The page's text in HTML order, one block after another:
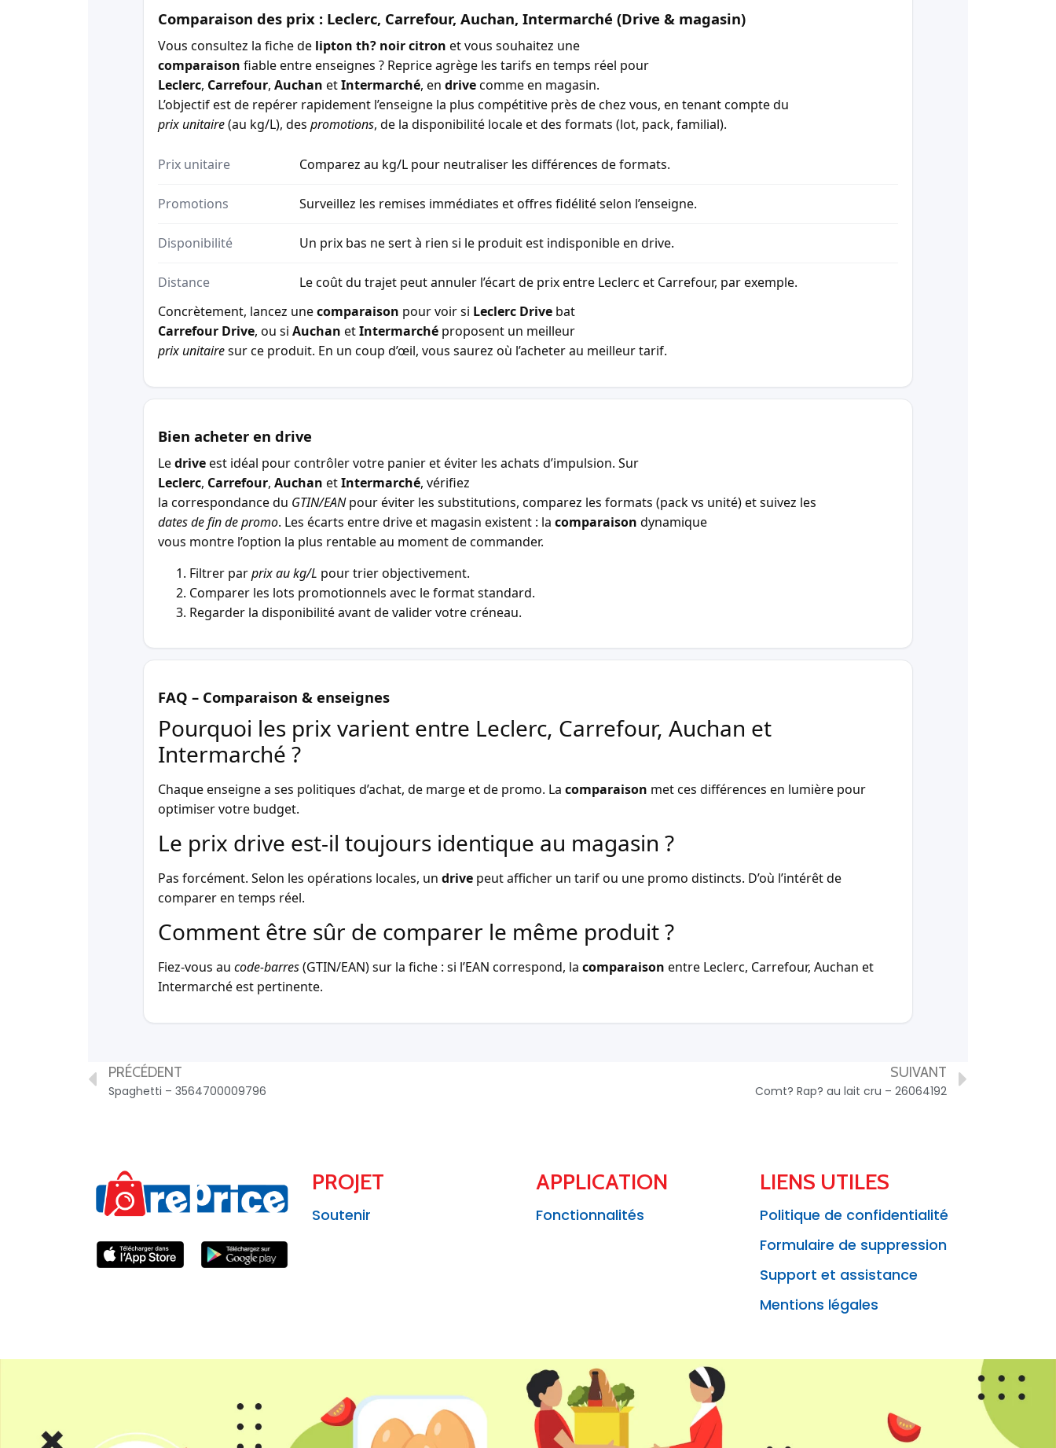
Comparaison des prix : Leclerc, Carrefour, Auchan, Intermarché (Drive & magasin)
Vous consultez la fiche de lipton th? noir citron et vous souhaitez une
comparaison fiable entre enseignes ? Reprice agrège les tarifs en temps réel pour
Leclerc, Carrefour, Auchan etIntermarché, en drivecomme en magasin.
L’objectif est de repérer rapidement l’enseigne la plus compétitive près de chez vous, en tenant compte du
prix unitaire(au kg/L), des promotions, de la disponibilité locale et des formats (lot, pack, familial).
Prix unitaire Comparez au kg/L pour neutraliser les différences de formats.
Promotions Surveillez les remises immédiates et offres fidélité selon l’enseigne.
Disponibilité Un prix bas ne sert à rien si le produit est indisponible en drive.
Distance
Le coût du trajet peut annuler l’écart de prix entre Leclerc et Carrefour, par exemple.
Concrètement, lancez unecomparaison pour voir si Leclerc Drive bat
Carrefour Drive, ou si Auchan etIntermarché proposent un meilleur
prix unitairesur ce produit. En un coup d’œil, vous saurez où l’acheter au meilleur tarif.
Bien acheter en drive
Ledriveest idéal pour contrôler votre panier et éviter les achats d’impulsion. Sur
Leclerc, Carrefour, Auchan etIntermarché, vérifiez
la correspondance du GTIN/EANpour éviter les substitutions, comparez les formats (pack vs unité) et suivez les
dates de fin de promo. Les écarts entre drive et magasin existent : la comparaison dynamique
vous montre l’option la plus rentable au moment de commander.
Filtrer parprix au kg/L pour trier objectivement.
Comparer les lots promotionnels avec le format standard.
Regarder la disponibilité avant de valider votre créneau.
FAQ – Comparaison & enseignes
Pourquoi les prix varient entre Leclerc, Carrefour, Auchan et
Intermarché ?
Chaque enseigne a ses politiques d’achat, de marge et de promo. La comparaison met ces différences en lumière pour
optimiser votre budget.
Le prix drive est-il toujours identique au magasin ?
Pas forcément. Selon les opérations locales, un drive peut afficher un tarif ou une promo distincts. D’où l’intérêt de
comparer en temps réel.
Comment être sûr de comparer le même produit ?
Fiez-vous au code-barres(GTIN/EAN) sur la fiche : si l’EAN correspond, la comparaison entre Leclerc, Carrefour, Auchan et
Intermarché est pertinente.
PRÉCÉDENT
Spaghetti – 3564700009796
SUIVANT
Comt? Rap? au lait cru – 26064192
PROJET
Soutenir
APPLICATION
Fonctionnalités
LIENS UTILES
Politique de confidentialité
Formulaire de suppression
Support et assistance
Mentions légales